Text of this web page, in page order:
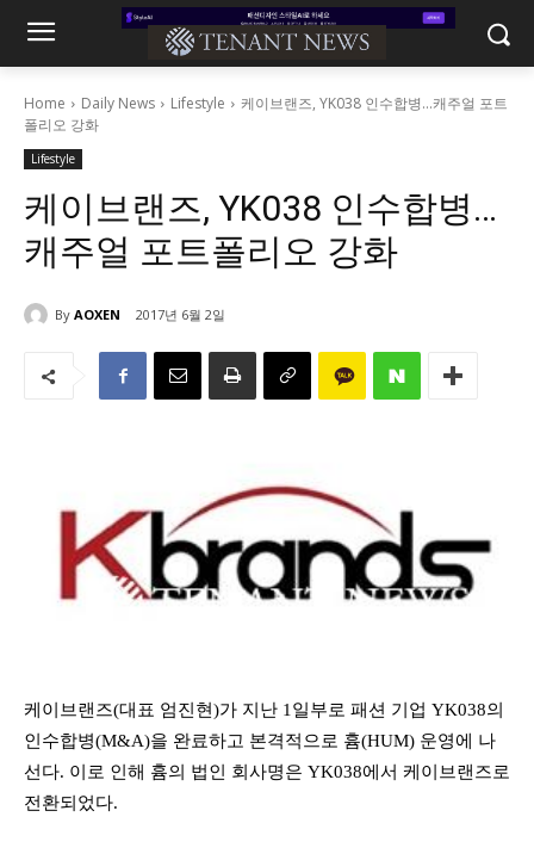
Home Daily News Lifestyle
케이브랜즈, YK038 인수합병…캐주얼 포트
폴리오 강화
Lifestyle
케이브랜즈, YK038 인수합병…
캐주얼 포트폴리오 강화
By AOXEN 2017년 6월 2일
케이브랜즈(대표 엄진현)가 지난 1일부로 패션 기업 YK038의
인수합병(M&A)을 완료하고 본격적으로 흄(HUM) 운영에 나
선다. 이로 인해 흄의 법인 회사명은 YK038에서 케이브랜즈로
전환되었다.